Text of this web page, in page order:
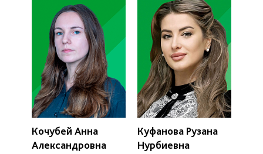
Кочубей Анна
Александровна
Куфанова Рузана
Нурбиевна